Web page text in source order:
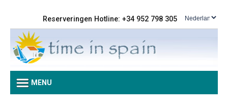
Reserveringen Hotline: +34 952 798 305
MENU